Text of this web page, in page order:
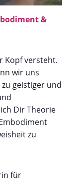
&
Kopf versteht.
wir uns
geistiger und
Dir Theorie
zu
für